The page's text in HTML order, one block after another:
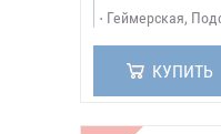
Геймерская,
КУПИТЬ